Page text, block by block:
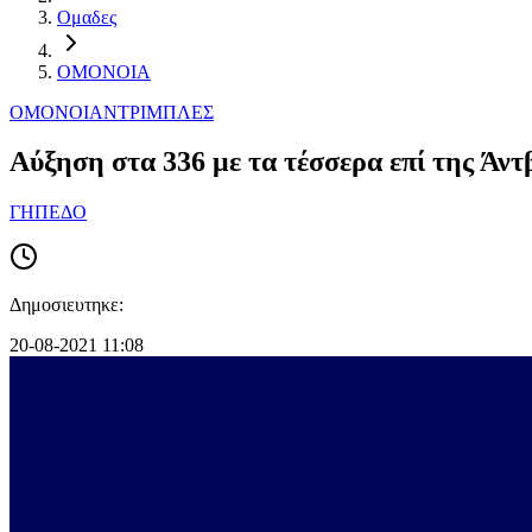
Ομαδες
ΟΜΟΝΟΙΑ
ΟΜΟΝΟΙΑΝΤΡΙΜΠΛΕΣ
Αύξηση στα 336 με τα τέσσερα επί της
ΓΗΠΕΔΟ
Δημοσιευτηκε:
20-08-2021 11:08